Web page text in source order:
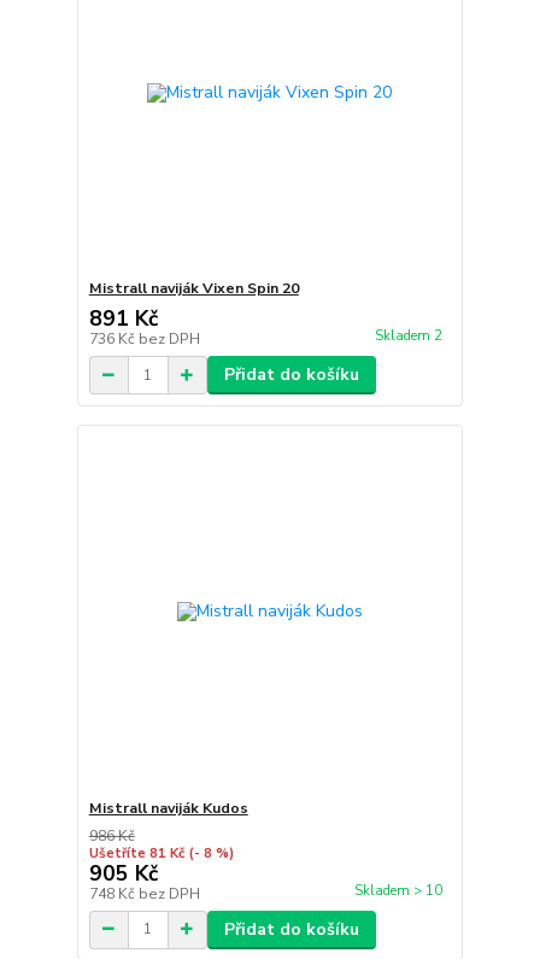
Mistrall naviják Vixen Spin 20
891 Kč
736 Kč bez DPH Skladem 2
Přidat do košíku
Mistrall naviják Kudos
986 Kč
Ušetříte 81 Kč (- 8 %)
905 Kč
748 Kč bez DPH Skladem > 10
Přidat do košíku